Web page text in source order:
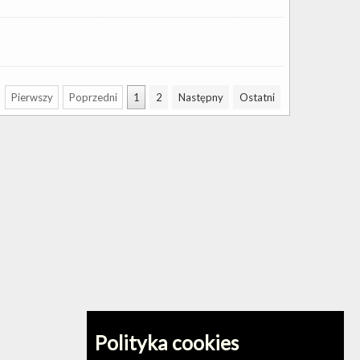
Polityka cookies
Pierwszy Poprzedni 1 2 Następny Ostatni